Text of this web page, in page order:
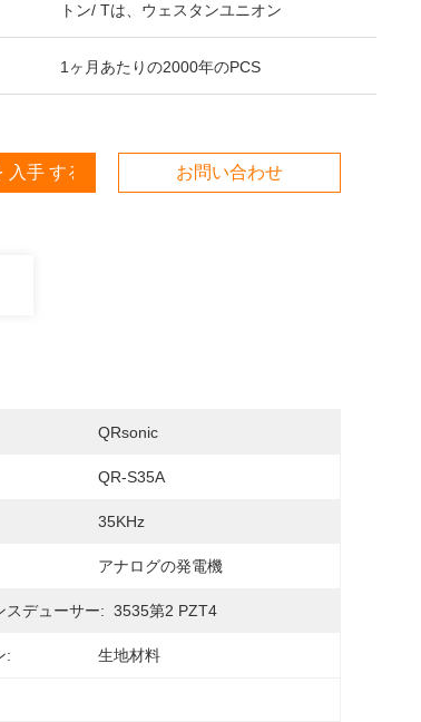
トン/ Tは、ウェスタンユニオン
1ヶ月あたりの2000年のPCS
入手 する お問い合わせ
QRsonic
QR-S35A
35KHz
アナログの発電機
スデューサー: 3535第2 PZT4
: 生地材料